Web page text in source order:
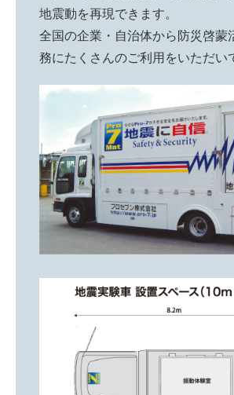
地震動を再現できます。
全国の企業・自治体から防災啓蒙
務にたくさんのご利用をいただい